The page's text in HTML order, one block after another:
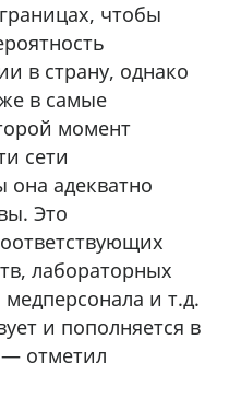
чтобы
в страну, однако
в самые
момент
сети
она адекватно
Это
лабораторных
и т.д.
и пополняется в
отметил